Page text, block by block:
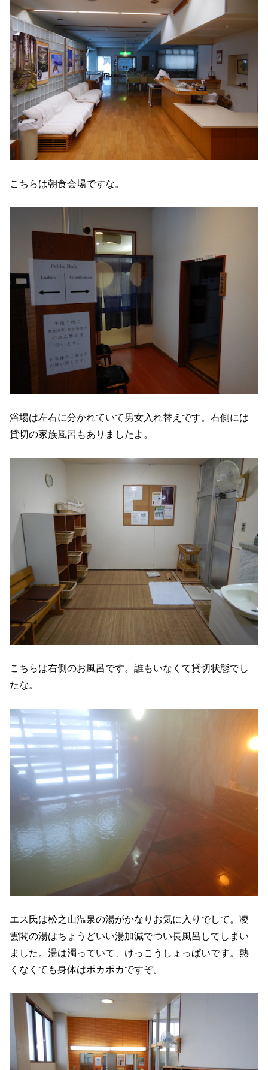
こちらは朝食会場ですな。
浴場は左右に分かれていて男女入れ替えです。右側には
貸切の家族風呂もありましたよ。
こちらは右側のお風呂です。誰もいなくて貸切状態でし
たな。
エス氏は松之山温泉の湯がかなりお気に入りでして。凌
雲閣の湯はちょうどいい湯加減でつい長風呂してしまい
ました。湯は濁っていて、けっこうしょっぱいです。熱
くなくても身体はポカポカですぞ。